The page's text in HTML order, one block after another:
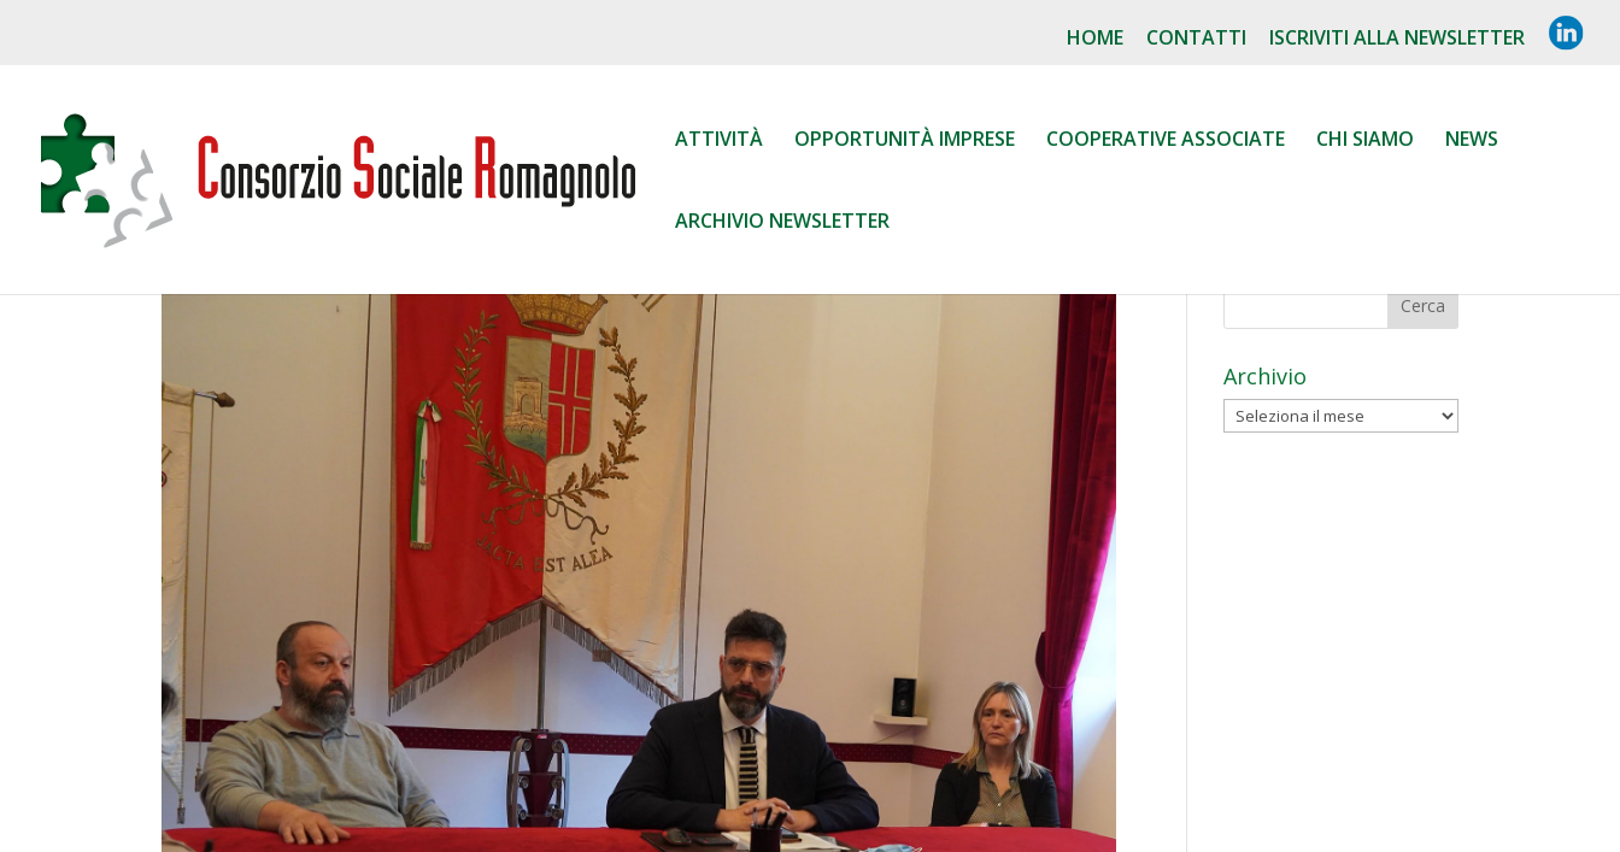
HOME CONTATTI ISCRIVITI ALLA NEWSLETTER
L
I
ATTIVITÀ OPPORTUNITÀ IMPRESE COOPERATIVE ASSOCIATE CHI SIAMO NEWS
ARCHIVIO NEWSLETTER
Archivio
Archivio